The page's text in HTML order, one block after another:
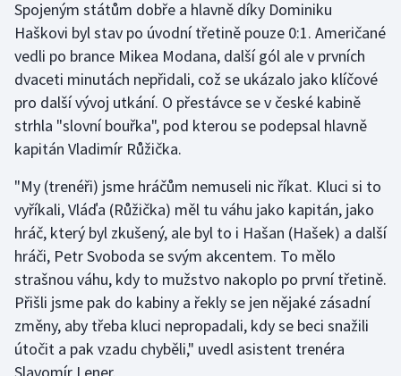
Gymnastika
Házená
Jezdectví
Judo
Krasobruslení
Lezení
Lyže a snowboard
Moderní pětiboj
Motorsport
Spojeným státům dobře a hlavně díky Dominiku
Haškovi byl stav po úvodní třetině pouze 0:1. Američané
vedli po brance Mikea Modana, další gól ale v prvních
dvaceti minutách nepřidali, což se ukázalo jako klíčové
pro další vývoj utkání. O přestávce se v české kabině
strhla "slovní bouřka", pod kterou se podepsal hlavně
kapitán Vladimír Růžička.
"My (trenéři) jsme hráčům nemuseli nic říkat. Kluci si to
vyříkali, Vláďa (Růžička) měl tu váhu jako kapitán, jako
hráč, který byl zkušený, ale byl to i Hašan (Hašek) a další
hráči, Petr Svoboda se svým akcentem. To mělo
strašnou váhu, kdy to mužstvo nakoplo po první třetině.
Přišli jsme pak do kabiny a řekly se jen nějaké zásadní
změny, aby třeba kluci nepropadali, kdy se beci snažili
útočit a pak vzadu chyběli," uvedl asistent trenéra